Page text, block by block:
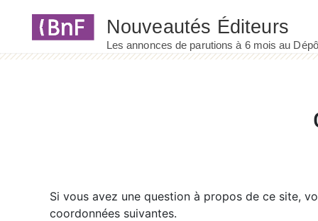
Si vous avez une question à propos de ce site,
coordonnées suivantes.